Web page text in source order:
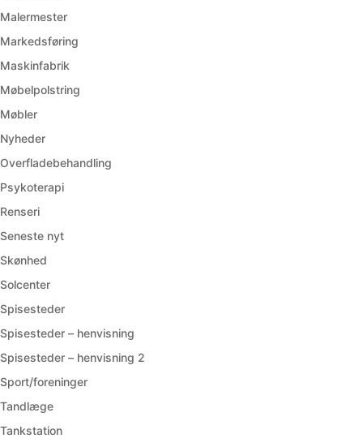
Malermester
Markedsføring
Maskinfabrik
Møbelpolstring
Møbler
Nyheder
Overfladebehandling
Psykoterapi
Renseri
Seneste nyt
Skønhed
Solcenter
Spisesteder
Spisesteder – henvisning
Spisesteder – henvisning 2
Sport/foreninger
Tandlæge
Tankstation